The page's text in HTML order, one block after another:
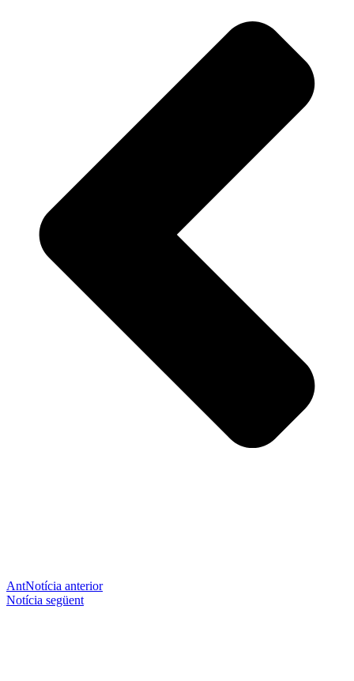
AntNotícia anterior
Notícia següent